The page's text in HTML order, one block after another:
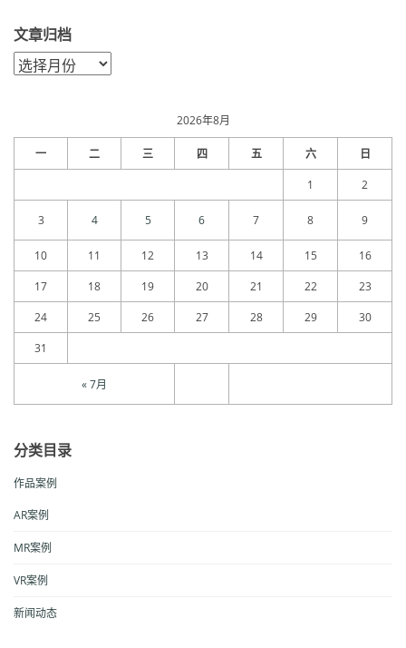
文章归档
文
章
2026年8月
一 二 三 四 五 六 日
« 7月
1 2
3 4 5 6 7 8 9
10 11 12 13 14 15
16
17
18 19 20 21 22
23
24
25 26 27 28 29
30
31
分类目录
作品案例
AR案例
MR案例
VR案例
新闻动态